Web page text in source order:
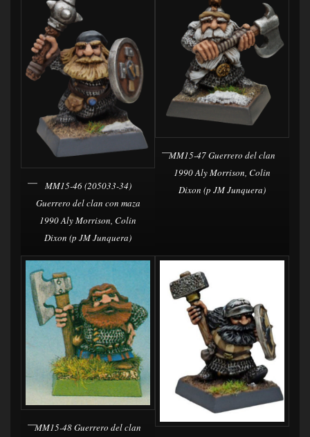
MM15-46 (205033-34)
Guerrero del clan con maza
1990 Aly Morrison, Colin
Dixon (p JM Junquera)
MM15-47 Guerrero del clan
1990 Aly Morrison, Colin
Dixon (p JM Junquera)
MM15-48 Guerrero del clan